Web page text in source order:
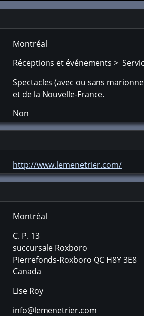
Montréal
Réceptions et événements >
Spectacles (avec ou sans
et de la Nouvelle-France.
Non
http://www.lemenetrier.com/
Montréal
C. P. 13
succursale Roxboro
Pierrefonds-Roxboro QC H8Y 3E8
Canada
Lise Roy
info@lemenetrier.com